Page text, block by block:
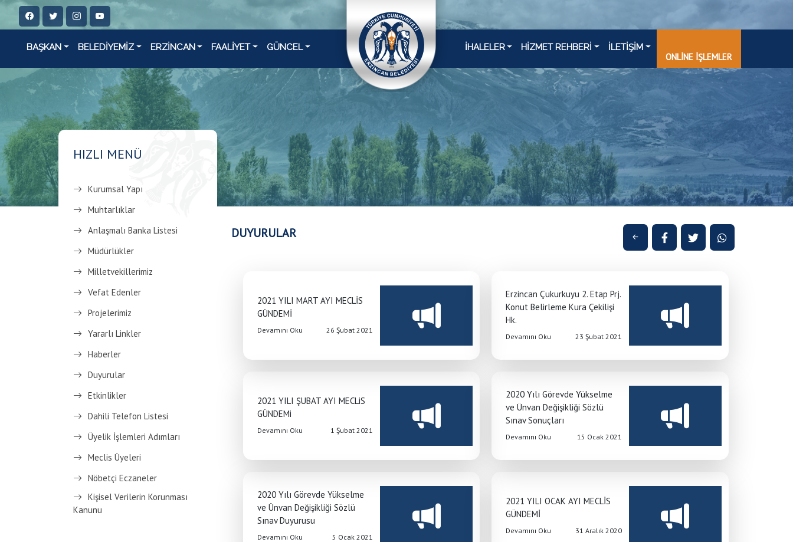
BAŞKAN BELEDİYEMİZ ERZİNCAN FAALİYET GÜNCEL İHALELER HİZMET REHBERİ İLETİŞİM
ONLİNE İŞLEMLER
HIZLI MENÜ
Kurumsal Yapı
Muhtarlıklar
Anlaşmalı Banka Listesi
Müdürlükler
Milletvekillerimiz
Vefat Edenler
Projelerimiz
Yararlı Linkler
Haberler
Duyurular
Etkinlikler
Dahili Telefon Listesi
Üyelik İşlemleri Adımları
Meclis Üyeleri
Nöbetçi Eczaneler
Kişisel Verilerin Korunması
Kanunu
DUYURULAR
2021 YILI MART AYI MECLİS
GÜNDEMİ
Devamını Oku 26 Şubat 2021
Erzincan Çukurkuyu 2. Etap Prj.
Konut Belirleme Kura Çekilişi
Hk.
Devamını Oku 23 Şubat 2021
2021 YILI ŞUBAT AYI MECLiS
GÜNDEMi
Devamını Oku 1 Şubat 2021
2020 Yılı Görevde Yükselme
ve Ünvan Değişikliği Sözlü
Sınav Sonuçları
Devamını Oku 15 Ocak 2021
2020 Yılı Görevde Yükselme
ve Ünvan Değişikliği Sözlü
Sınav Duyurusu
Devamını Oku 5 Ocak 2021
2021 YILI OCAK AYI MECLİS
GÜNDEMİ
Devamını Oku 31 Aralık 2020